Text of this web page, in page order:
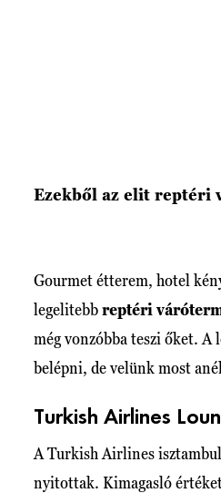
Ezekből az elit reptéri
Gourmet étterem, hotel
legelitebbreptéri
még vonzóbba teszi őket. A
belépni, de velünk most
Turkish Airlines
A Turkish Airlines
nyitottak. Kimagasló